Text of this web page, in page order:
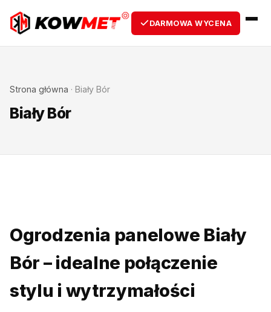
DARMOWA WYCENA
Strona główna · Biały Bór
Biały Bór
Ogrodzenia panelowe Biały
Bór – idealne połączenie
stylu i wytrzymałości